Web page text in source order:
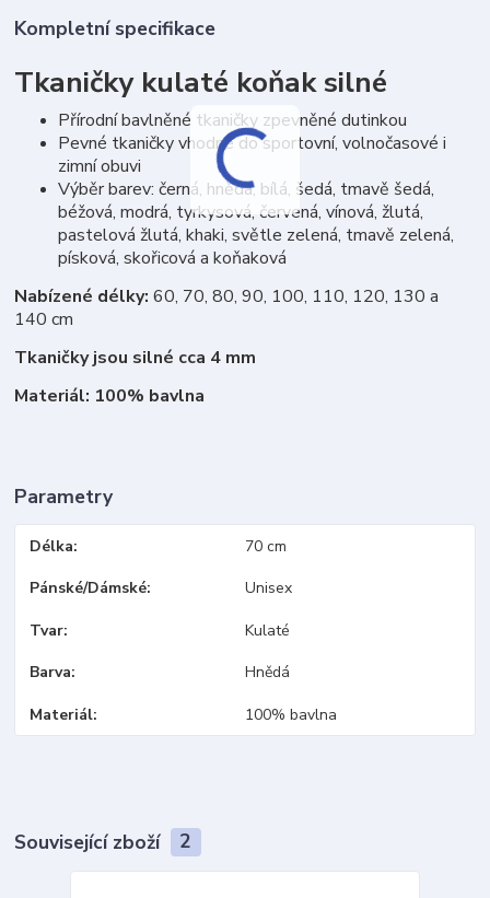
Kompletní specifikace
Tkaničky kulaté koňak silné
Přírodní bavlněné tkaničky zpevněné dutinkou
Pevné tkaničky vhodné do sportovní, volnočasové i
zimní obuvi
Výběr barev: černá, hnědá, bílá, šedá, tmavě šedá,
béžová, modrá, tyrkysová, červená, vínová, žlutá,
pastelová žlutá, khaki, světle zelená, tmavě zelená,
písková, skořicová a koňaková
Nabízené délky: 60, 70, 80, 90, 100, 110, 120, 130 a
140 cm
Tkaničky jsou silné cca 4 mm
Materiál: 100% bavlna
Parametry
Délka 70 cm
Pánské/Dámské Unisex
Tvar Kulaté
Barva Hnědá
Materiál 100% bavlna
Související zboží 2